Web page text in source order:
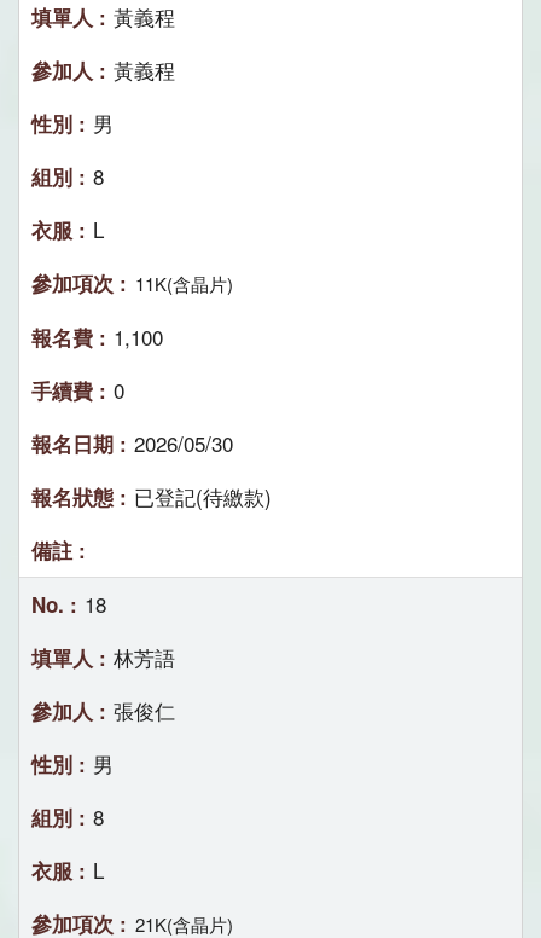
黃義程
黃義程
男
8
L
11K(含晶片)
1,100
0
2026/05/30
已登記(待繳款)
18
林芳語
張俊仁
男
8
L
21K(含晶片)